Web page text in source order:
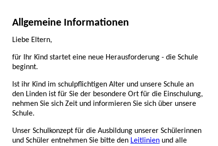
Allgemeine Informationen
Liebe Eltern,
für Ihr Kind startet eine neue Herausforderung - die Schule
beginnt.
Ist ihr Kind im schulpflichtigen Alter und unsere Schule an
den Linden ist für Sie der besondere Ort für die Einschulung,
nehmen Sie sich Zeit und informieren Sie sich über unsere
Schule.
Unser Schulkonzept für die Ausbildung unserer Schülerinnen
und Schüler entnehmen Sie bitte den Leitlinien und alle